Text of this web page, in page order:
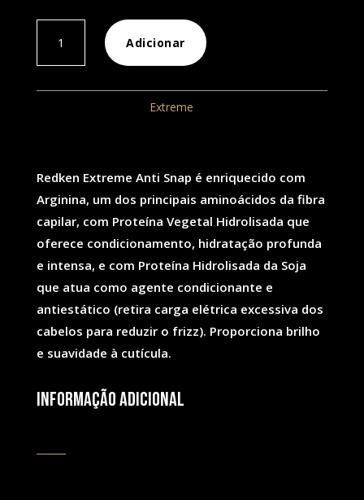
Anti-
Adicionar
Extreme
Redken Extreme Anti Snap é enriquecido com
Arginina, um dos principais aminoácidos da fibra
capilar, com Proteína Vegetal Hidrolisada que
oferece condicionamento, hidratação profunda
e intensa, e com Proteína Hidrolisada da Soja
que atua como agente condicionante e
antiestático (retira carga elétrica excessiva dos
cabelos para reduzir o frizz). Proporciona brilho
e suavidade à cutícula.
Informação adicional